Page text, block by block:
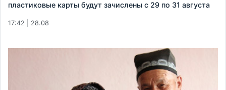
пластиковые карты будут зачислены с 29 по 31 августа
17:42 | 28.08